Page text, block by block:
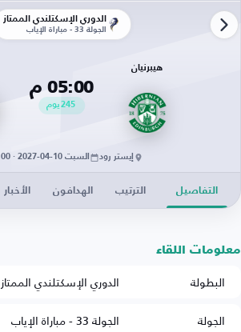
الدوري الإسكتلندي الممتاز
الجولة 33 - مباراة الإياب
هيبرنيان
05:00 م
245يوم
إيستر رود السبت 10-04-2027 · 05:00 م
التفاصيل الترتيب الهدافون الأخبار
معلومات اللقاء
البطولة
الدوري الإسكتلندي الممتاز
الجولة
الجولة 33 - مباراة الإياب